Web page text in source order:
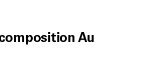
Au